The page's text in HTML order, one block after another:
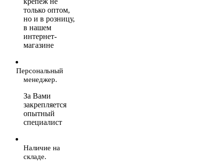
только оптом,
но и в розницу,
в нашем
интернет-
магазине
Персональный
менеджер.
За Вами
закрепляется
опытный
специалист
Наличие на
складе.